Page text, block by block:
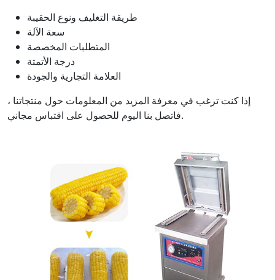
طريقة التغليف ونوع الحقيبة
سعة الآلة
المتطلبات المخصصة
درجة الأتمتة
العلامة التجارية والجودة
إذا كنت ترغب في معرفة المزيد من المعلومات حول منتجاتنا ،
فاتصل بنا اليوم للحصول على اقتباس مجاني.